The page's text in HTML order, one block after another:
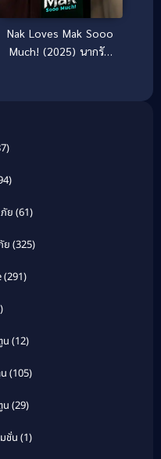
Nak Loves Mak Sooo
Much! (2025) นากรัก
ย (61)
ย (325)
(291)
น (12)
(105)
น (29)
ชั่น (1)